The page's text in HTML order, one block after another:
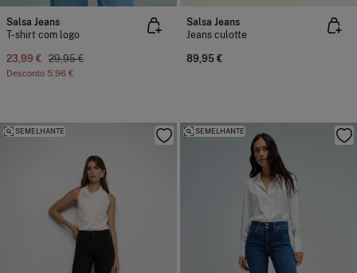
Salsa Jeans
T-shirt com logo
23,99 € 29,95 €
Desconto 5,96 €
Salsa Jeans
Jeans culotte
89,95 €
SEMELHANTE SEMELHANTE